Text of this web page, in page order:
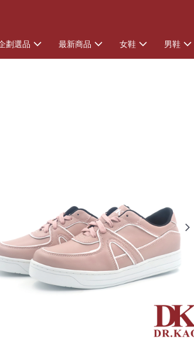
劃選品 最新商品 女鞋 男鞋